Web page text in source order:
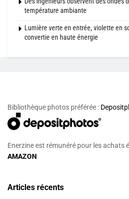
température ambiante
Lumière verte en entrée, violette en
convertie en haute énergie
Bibliothèque photos préférée :
Enerzine est rémunéré pour les achats
AMAZON
Articles récents